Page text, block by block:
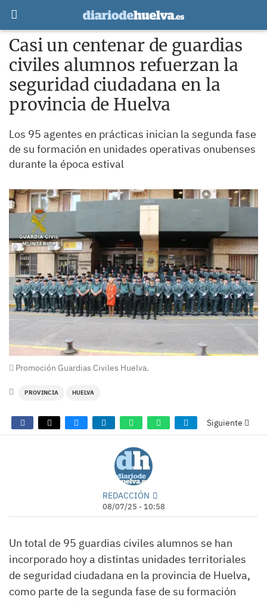
Casi un centenar de guardias
civiles alumnos refuerzan la
seguridad ciudadana en la
provincia de Huelva
Los 95 agentes en prácticas inician la segunda fase
de su formación en unidades operativas onubenses
durante la época estival
Promoción Guardias Civiles Huelva.
PROVINCIA HUELVA
Siguiente
REDACCIÓN
08/07/25 - 10:58
Un total de 95 guardias civiles alumnos se han
incorporado hoy a distintas unidades territoriales
de seguridad ciudadana en la provincia de Huelva,
como parte de la segunda fase de su formación